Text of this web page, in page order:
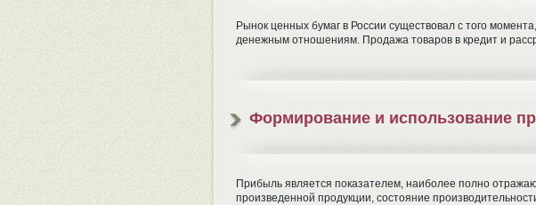
Рынок ценных бумаг в России существовал с того
денежным отношениям. Продажа товаров в кредит и
Формирование и использование
Прибыль является показателем, наиболее полно
произведенной продукции, состояние